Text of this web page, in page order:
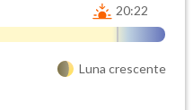
20:22
Luna crescente